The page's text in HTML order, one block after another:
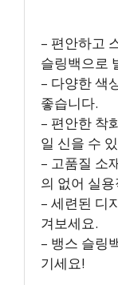
– 편안하고
슬링백으로
– 다양한 색
좋습니다.
– 편안한 착
일 신을 수
– 고품질 소
의 없어 실
– 세련된 디
겨보세요.
– 뱅스 슬링
기세요!